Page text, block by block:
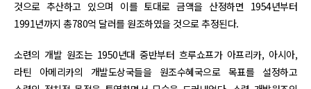
것으로 추산하고 있으며 이를 토대로 금액을 산정하면 1954년부터
1991년까지 총780억 달러를 원조하였을 것으로 추정된다.
소련의 개발 원조는 1950년대 중반부터 흐루쇼프가 아프리카, 아시아,
라틴 아메리카의 개발도상국들을 원조수혜국으로 목표를 설정하고